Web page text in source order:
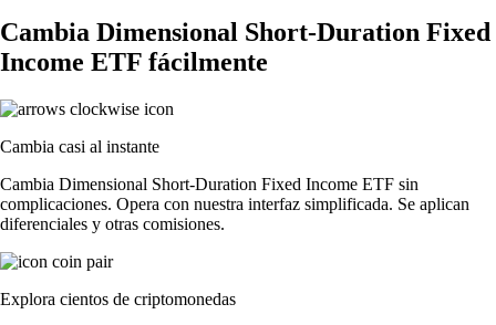
Cambia Dimensional Short-Duration Fixed
Income ETF fácilmente
Cambia casi al instante
Cambia Dimensional Short-Duration Fixed Income ETF sin
complicaciones. Opera con nuestra interfaz simplificada. Se aplican
diferenciales y otras comisiones.
Explora cientos de criptomonedas